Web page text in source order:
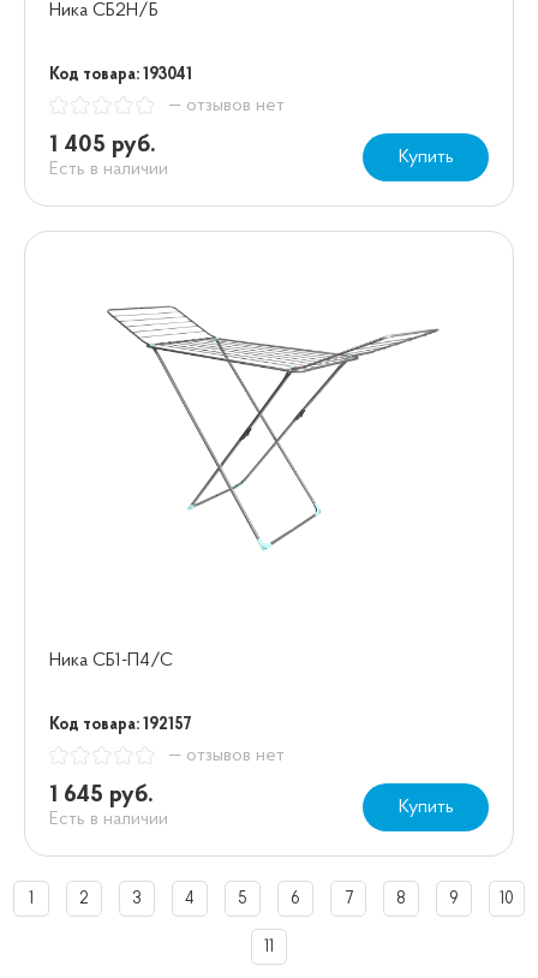
Ника СБ2Н/Б
Код товара: 193041
— отзывов нет
1 405 руб.
Есть в наличии
Купить
Ника СБ1-П4/С
Код товара: 192157
— отзывов нет
1 645 руб.
Есть в наличии
Купить
1 2 3 4 5 6 7 8 9 10
11